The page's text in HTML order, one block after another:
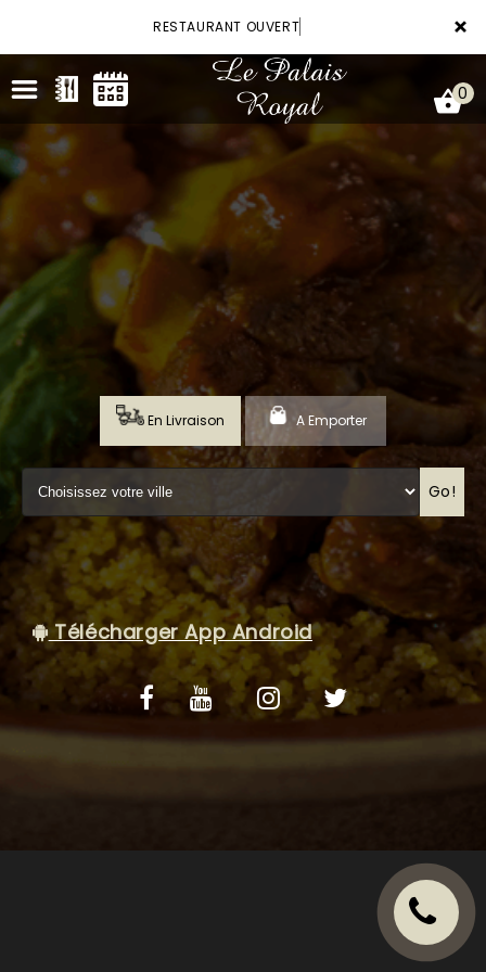
×
RESTAURANT OUVERT
ACCUEIL
LA CARTE
VOTRE COMPTE
RÉSERVATION
NOTRE RESTAURANT
VOS AVIS
MENTIONS LÉGALES
C.G.V
0
En Livraison A Emporter
Go!
Télécharger App Android